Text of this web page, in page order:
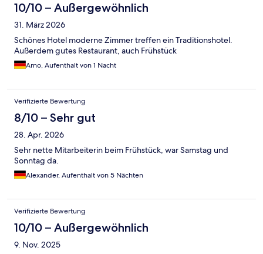
10/10 – Außergewöhnlich
31. März 2026
Schönes Hotel moderne Zimmer treffen ein Traditionshotel.
Außerdem gutes Restaurant, auch Frühstück
Arno, Aufenthalt von 1 Nacht
Verifizierte Bewertung
8/10 – Sehr gut
28. Apr. 2026
Sehr nette Mitarbeiterin beim Frühstück, war Samstag und
Sonntag da.
Alexander, Aufenthalt von 5 Nächten
Verifizierte Bewertung
10/10 – Außergewöhnlich
9. Nov. 2025